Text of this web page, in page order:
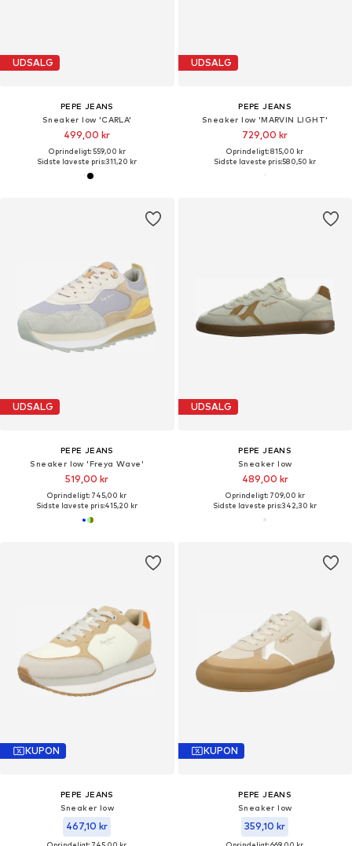
UDSALG
PEPE JEANS
Sneaker low 'CARLA'
499,00 kr
Oprindeligt: 559,00 kr
Sidste laveste pris:311,20 kr
UDSALG
PEPE JEANS
Sneaker low 'MARVIN LIGHT'
729,00 kr
Oprindeligt: 815,00 kr
Sidste laveste pris:580,50 kr
UDSALG
PEPE JEANS
Sneaker low 'Freya Wave'
519,00 kr
Oprindeligt: 745,00 kr
Sidste laveste pris:415,20 kr
UDSALG
PEPE JEANS
Sneaker low
489,00 kr
Oprindeligt: 709,00 kr
Sidste laveste pris:342,30 kr
KUPON
PEPE JEANS
Sneaker low
467,10 kr
KUPON
PEPE JEANS
Sneaker low
359,10 kr